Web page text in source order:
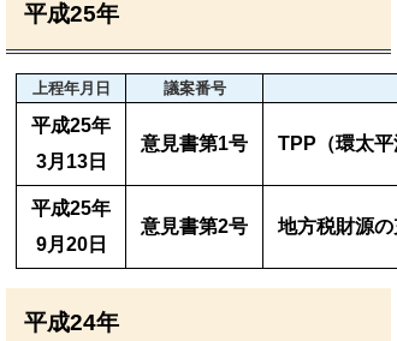
平成25年
上程年月日 議案番号
平成25年
3月13日
意見書第1号 TPP（環太
平成25年
9月20日
意見書第2号 地方税財源
平成24年